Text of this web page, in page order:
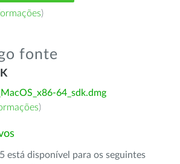
)
fonte
64_sdk.dmg
)
está disponível para os seguintes